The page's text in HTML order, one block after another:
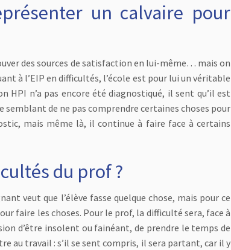
un calvaire pour
des sources de satisfaction en lui-même… mais on
à l’EIP en difficultés, l’école est pour lui un véritable
HPI n’a pas encore été diagnostiqué, il sent qu’il est
semblant de ne pas comprendre certaines choses pour
mais même là, il continue à faire face à certains
du prof ?
veut que l’élève fasse quelque chose, mais pour ce
faire les choses. Pour le prof, la difficulté sera, face à
d’être insolent ou fainéant, de prendre le temps de
au travail : s’il se sent compris, il sera partant, car il y